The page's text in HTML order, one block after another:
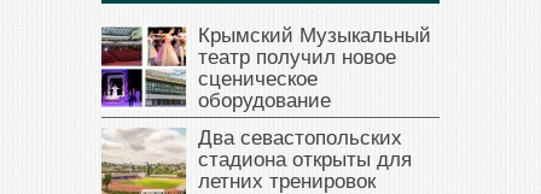
Крымский Музыкальный
театр получил новое
сценическое
оборудование
Два севастопольских
стадиона открыты для
летних тренировок